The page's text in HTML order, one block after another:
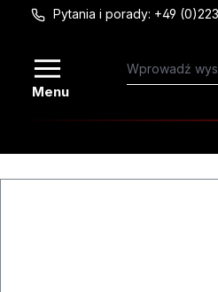
Przejdź do głównej zawartości
Pytania i porady: +49
Menu